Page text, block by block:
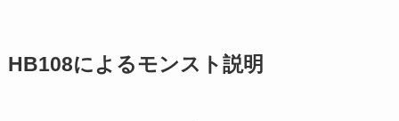
HB108によるモンスト説明